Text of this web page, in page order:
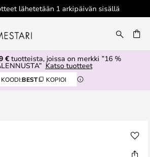
lähetetään 1 arkipäivän sisällä
€tuotteista, joissa on merkki ”16 %
Katso tuotteet
KOODI:BEST KOPIOI